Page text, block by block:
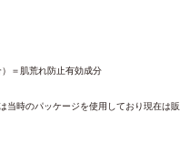
＝肌荒れ防止有効成分
時のパッケージを使用しており現在は販